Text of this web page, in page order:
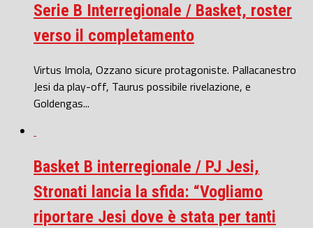
Serie B Interregionale / Basket, roster
verso il completamento
Virtus Imola, Ozzano sicure protagoniste. Pallacanestro
Jesi da play-off, Taurus possibile rivelazione, e
Goldengas...
Basket B interregionale / PJ Jesi,
Stronati lancia la sfida: “Vogliamo
riportare Jesi dove è stata per tanti